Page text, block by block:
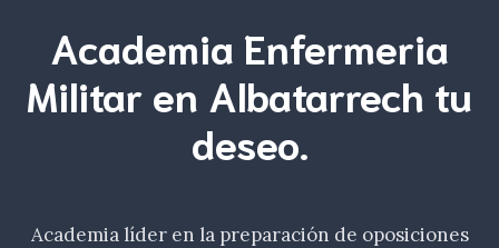
Academia Enfermeria
Militar en Albatarrech tu
deseo.
Academia líder en la preparación de oposiciones